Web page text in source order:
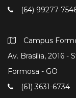
(64) 99277-
Campus
Av. Brasília, 2016 -
Formosa - GO
(61) 3631-6734